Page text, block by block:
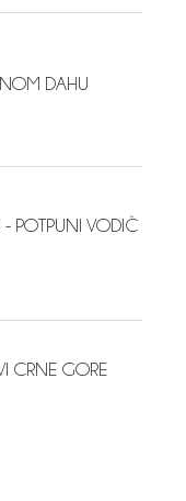
DAHU
- POTPUNI VODIČ
CRNE GORE